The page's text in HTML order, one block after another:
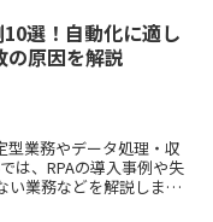
10選！自動化に適し
の原因を解説
型業務やデータ処理・収
は、RPAの導入事例や失
い業務などを解説しま